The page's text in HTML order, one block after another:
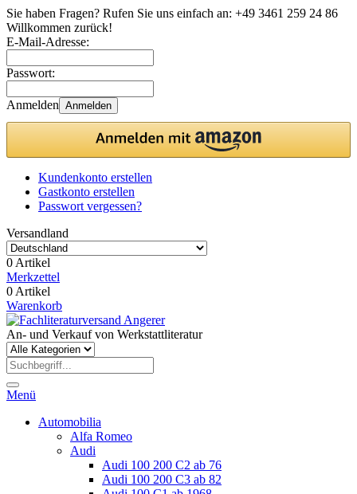
Sie haben Fragen? Rufen Sie uns einfach an: +49 3461 259 24 86
Willkommen zurück!
E-Mail-Adresse:
Passwort:
Anmelden Anmelden
Kundenkonto erstellen
Gastkonto erstellen
Passwort vergessen?
Versandland
0 Artikel
Merkzettel
0 Artikel
Warenkorb
An- und Verkauf von Werkstattliteratur
Menü
Automobilia
Alfa Romeo
Audi
Audi 100 200 C2 ab 76
Audi 100 200 C3 ab 82